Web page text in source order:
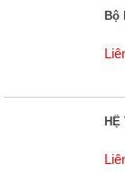
Bộ
HỆ